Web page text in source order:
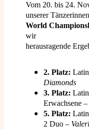
Vom 20. bis 24.
unserer
World
wir
herausragende
2. Platz:
Diamonds
3. Platz:
Erwachsene –
5. Platz:
2 Duo –